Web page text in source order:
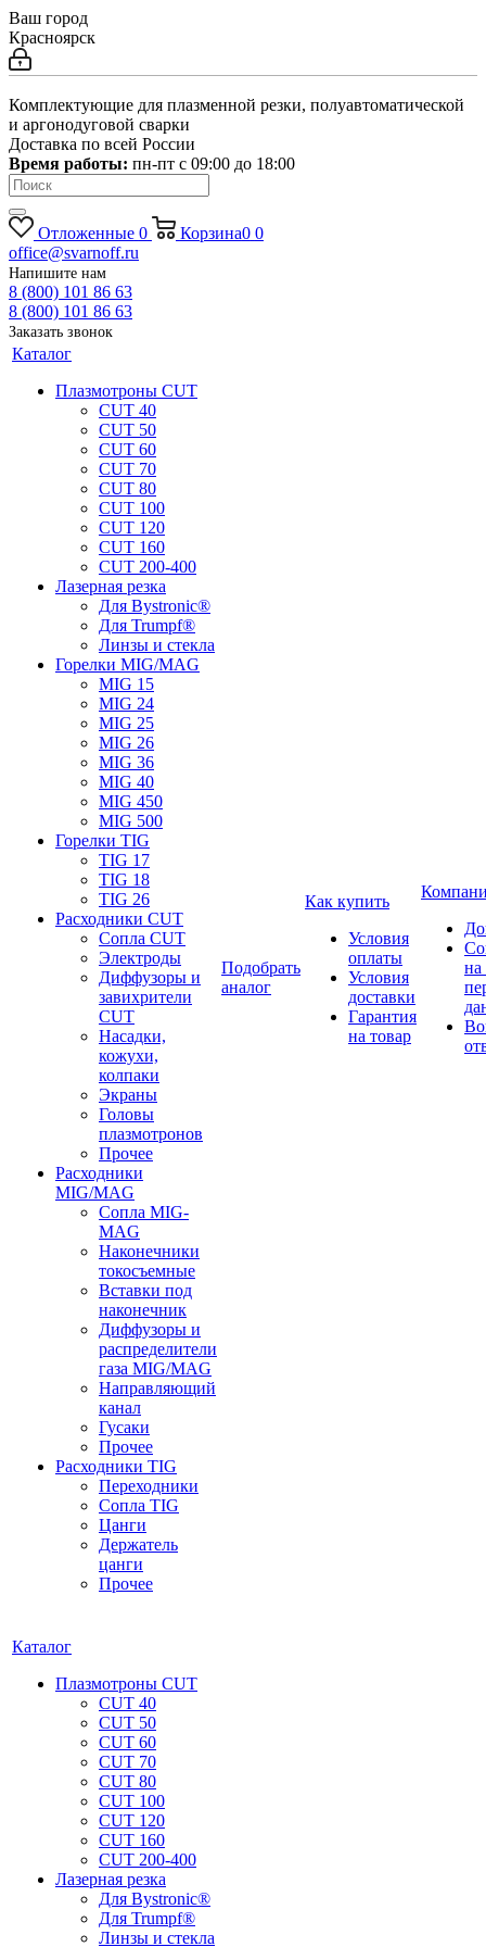
Ваш город
Красноярск
Комплектующие для плазменной резки, полуавтоматической
и аргонодуговой сварки
Доставка по всей России
Время работы: пн-пт c 09:00 до 18:00
Отложенные 0 Корзина0 0
office@svarnoff.ru
Напишите нам
8 (800) 101 86 63
8 (800) 101 86 63
Заказать звонок
Каталог
Плазмотроны CUT
CUT 40
CUT 50
CUT 60
CUT 70
CUT 80
CUT 100
CUT 120
CUT 160
CUT 200-400
Лазерная резка
Для Bystronic®
Для Trumpf®
Линзы и стекла
Горелки MIG/MAG
MIG 15
MIG 24
MIG 25
MIG 26
MIG 36
MIG 40
MIG 450
MIG 500
Горелки TIG
TIG 17
TIG 18
TIG 26
Расходники CUT
Сопла CUT
Электроды
Диффузоры и
завихрители
CUT
Насадки,
кожухи,
колпаки
Экраны
Головы
плазмотронов
Прочее
Расходники
MIG/MAG
Сопла MIG-
MAG
Наконечники
токосъемные
Вставки под
наконечник
Диффузоры и
распределители
газа MIG/MAG
Направляющий
канал
Гусаки
Прочее
Расходники TIG
Переходники
Сопла TIG
Цанги
Держатель
цанги
Прочее
Подобрать
аналог
Как купить
Условия
оплаты
Условия
доставки
Гарантия
на товар
на
Каталог
Плазмотроны CUT
CUT 40
CUT 50
CUT 60
CUT 70
CUT 80
CUT 100
CUT 120
CUT 160
CUT 200-400
Лазерная резка
Для Bystronic®
Для Trumpf®
Линзы и стекла